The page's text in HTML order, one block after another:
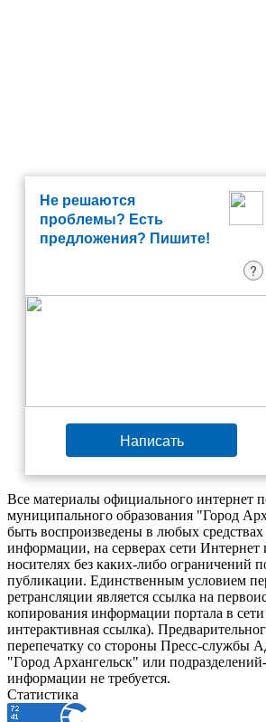
Не решаются
проблемы? Есть
предложения? Пишите!
?
Написать
Все материалы официального интернет
муниципального образования "Город
быть воспроизведены в любых средствах
информации, на серверах сети
носителях без каких-либо ограничений
публикации. Единственным условием
ретрансляции является ссылка на
копирования информации портала в
интерактивная ссылка).
перепечатку со стороны Пресс-службы
"Город Архангельск" или
информации не требуется.
Статистика